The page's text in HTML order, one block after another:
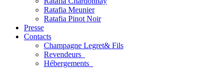
Ratafia Meunier
Ratafia Pinot Noir
Presse
Contacts
Champagne Legret& Fils
Revendeurs
Hébergements